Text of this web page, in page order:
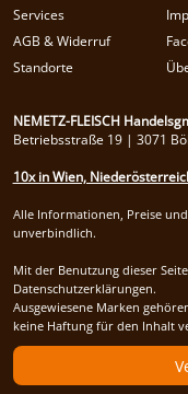
Services
AGB & Widerruf
Standorte
NEMETZ-FLEISCH
Betriebsstraße 19 | 3071
10x in Wien,
Alle Informationen, Preise
unverbindlich.
Mit der Benutzung dieser
Datenschutzerklärungen.
Ausgewiesene Marken
keine Haftung für den Inhalt